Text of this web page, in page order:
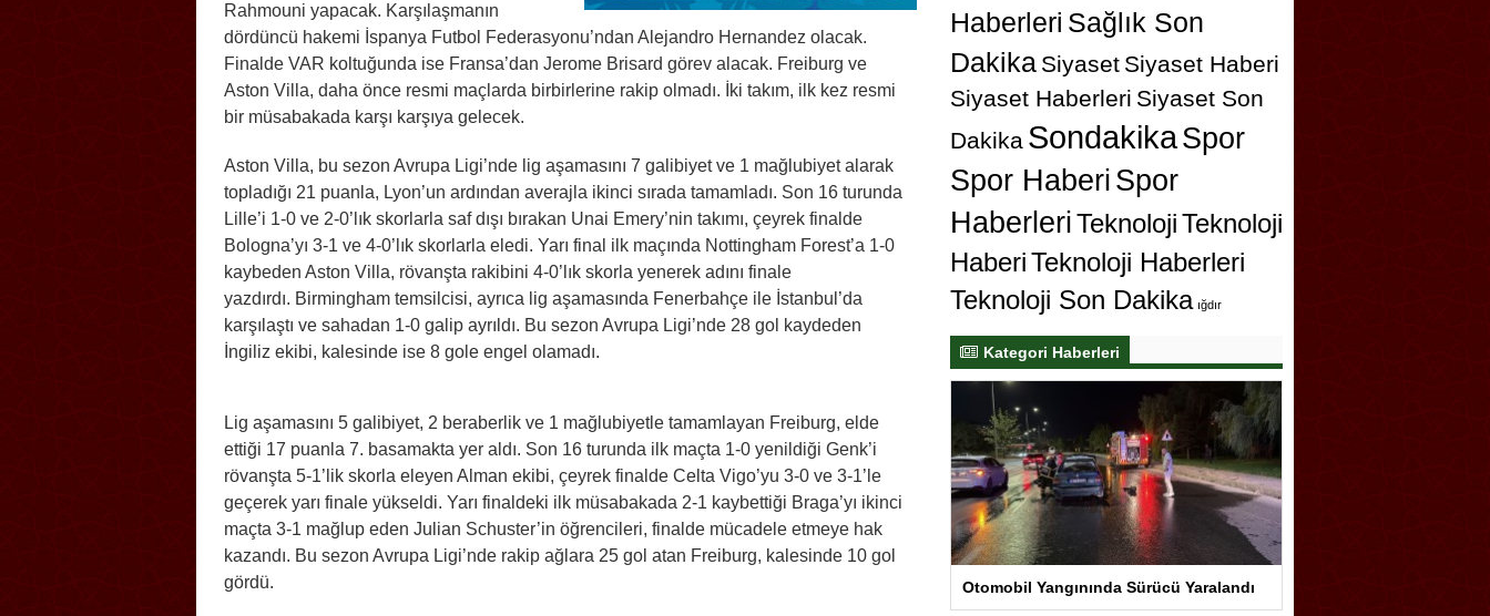
Rahmouni yapacak. Karşılaşmanın
dördüncü hakemi İspanya Futbol Federasyonu’ndan Alejandro Hernandez olacak.
Finalde VAR koltuğunda ise Fransa’dan Jerome Brisard görev alacak. Freiburg ve
Aston Villa, daha önce resmi maçlarda birbirlerine rakip olmadı. İki takım, ilk kez resmi
bir müsabakada karşı karşıya gelecek.
Aston Villa, bu sezon Avrupa Ligi’nde lig aşamasını 7 galibiyet ve 1 mağlubiyet alarak
topladığı 21 puanla, Lyon’un ardından averajla ikinci sırada tamamladı. Son 16 turunda
Lille’i 1-0 ve 2-0’lık skorlarla saf dışı bırakan Unai Emery’nin takımı, çeyrek finalde
Bologna’yı 3-1 ve 4-0’lık skorlarla eledi. Yarı final ilk maçında Nottingham Forest’a 1-0
kaybeden Aston Villa, rövanşta rakibini 4-0’lık skorla yenerek adını finale
yazdırdı. Birmingham temsilcisi, ayrıca lig aşamasında Fenerbahçe ile İstanbul’da
karşılaştı ve sahadan 1-0 galip ayrıldı. Bu sezon Avrupa Ligi’nde 28 gol kaydeden
İngiliz ekibi, kalesinde ise 8 gole engel olamadı.
Lig aşamasını 5 galibiyet, 2 beraberlik ve 1 mağlubiyetle tamamlayan Freiburg, elde
ettiği 17 puanla 7. basamakta yer aldı. Son 16 turunda ilk maçta 1-0 yenildiği Genk’i
rövanşta 5-1’lik skorla eleyen Alman ekibi, çeyrek finalde Celta Vigo’yu 3-0 ve 3-1’le
geçerek yarı finale yükseldi. Yarı finaldeki ilk müsabakada 2-1 kaybettiği Braga’yı ikinci
maçta 3-1 mağlup eden Julian Schuster’in öğrencileri, finalde mücadele etmeye hak
kazandı. Bu sezon Avrupa Ligi’nde rakip ağlara 25 gol atan Freiburg, kalesinde 10 gol
gördü.
Haberleri Sağlık Son
Dakika Siyaset Siyaset Haberi
Siyaset Haberleri Siyaset Son
Dakika SondakikaSpor
Spor Haberi Spor
HaberleriTeknolojiTeknoloji
HaberiTeknoloji Haberleri
Teknoloji Son Dakika ığdır
Kategori Haberleri
Otomobil Yangınında Sürücü Yaralandı